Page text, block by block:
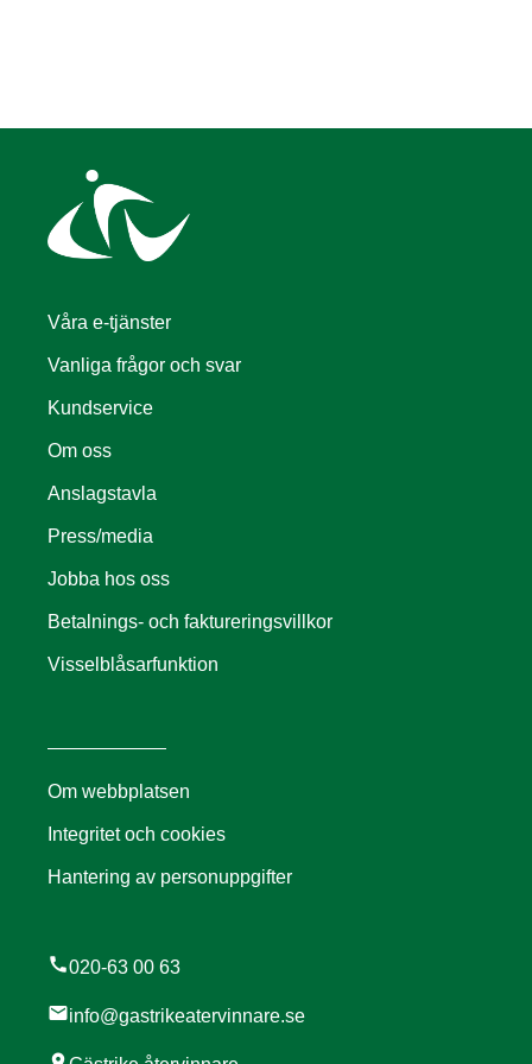
Våra e-tjänster
Vanliga frågor och svar
Kundservice
Om oss
Anslagstavla
Press/media
Jobba hos oss
Betalnings- och faktureringsvillkor
Visselblåsarfunktion
Om webbplatsen
Integritet och cookies
Hantering av personuppgifter
call020-63 00 63
mailinfo@gastrikeatervinnare.se